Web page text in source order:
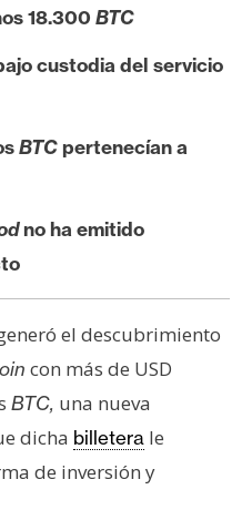
18.300 BTC
custodia del servicio
BTCpertenecían a
no ha emitido
el descubrimiento
con más de USD
BTC, una nueva
dicha billetera le
de inversión y